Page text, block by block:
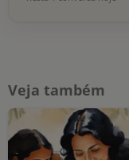
Veja também